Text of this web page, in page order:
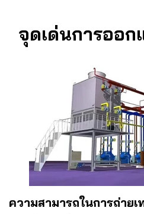
จุดเด่นการออ
ความสามารถในการถ่าย